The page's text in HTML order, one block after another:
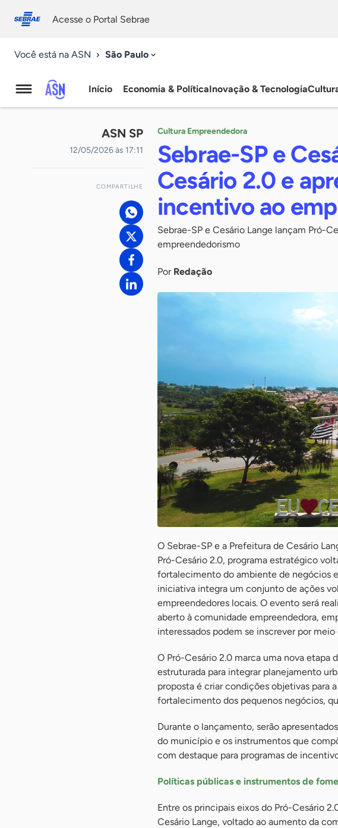
conosco
Acesse o Portal Sebrae
Você está na ASN São Paulo
Agência
Sebrae
Notícias
Início Economia & PolíticaInovação & Tecnologia
ASN SP
12/05/2026 às 17:11
COMPARTILHE
Cultura Empreendedora
Sebrae-SP e
Cesário 2.0 e
incentivo ao
Sebrae-SP e Cesário Lange lançam Pró-
empreendedorismo
Por Redação
O Sebrae-SP e a Prefeitura de Cesário
Pró-Cesário 2.0, programa estratégico
fortalecimento do ambiente de negócios
iniciativa integra um conjunto de ações
empreendedores locais. O evento será
aberto à comunidade empreendedora,
interessados podem se inscrever por meio
O Pró-Cesário 2.0 marca uma nova
estruturada para integrar planejamento
proposta é criar condições objetivas para
fortalecimento dos pequenos negócios,
Durante o lançamento, serão
do município e os instrumentos que
com destaque para programas de
Políticas públicas e instrumentos de
Entre os principais eixos do Pró-Cesário
Cesário Lange, voltado ao aumento da